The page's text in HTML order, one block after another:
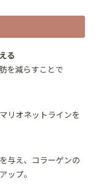
る
を減らすことで
リオネットラインを
与え、コラーゲンの
ップ。